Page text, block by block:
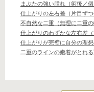
まぶたの強い腫れ（術後／個
仕上がりの左右差（片目ずつ
不自然な二重（無理に二重の
仕上がりのわずかな左右差
仕上がりが完璧に自分の理
二重のラインの癒着がとれ